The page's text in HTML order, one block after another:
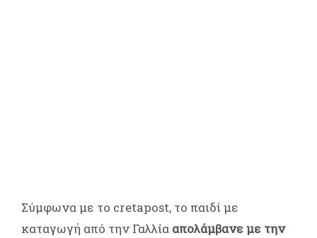
Σύμφωνα με το cretapost, το παιδί με
καταγωγή από την Γαλλία απολάμβανε με την